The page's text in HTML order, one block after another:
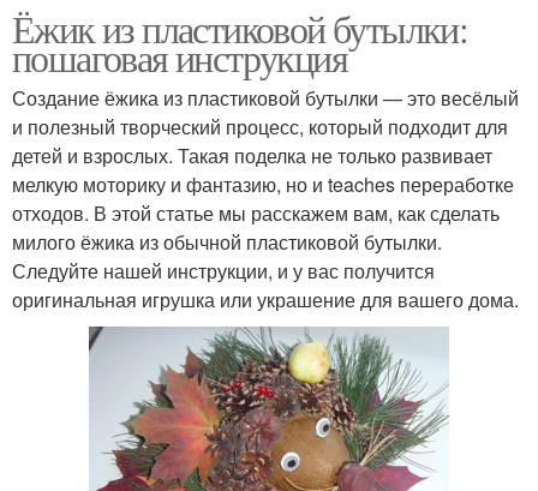
Ёжик из пластиковой бутылки:
пошаговая инструкция
Создание ёжика из пластиковой бутылки — это весёлый
и полезный творческий процесс, который подходит для
детей и взрослых. Такая поделка не только развивает
мелкую моторику и фантазию, но и teaches переработке
отходов. В этой статье мы расскажем вам, как сделать
милого ёжика из обычной пластиковой бутылки.
Следуйте нашей инструкции, и у вас получится
оригинальная игрушка или украшение для вашего дома.